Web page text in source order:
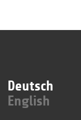
Deutsch
English